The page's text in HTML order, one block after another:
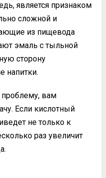
является признаком
сложной и
из пищевода
эмаль с тыльной
сторону
напитки.
вам
Если кислотный
не только к
раз увеличит